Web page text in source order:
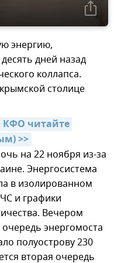
энергию,
дней назад
коллапса.
столице
КФО читайте
>>
на 22 ноября из-за
Энергосистема
в изолированном
и графики
Вечером
энергомоста
полуострову 230
вторая очередь